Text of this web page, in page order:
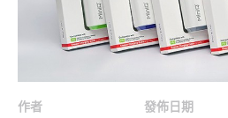
作者
發佈日期